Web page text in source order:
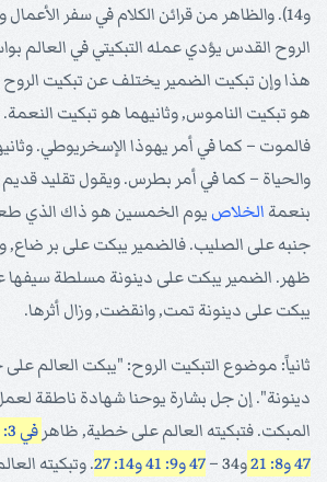
و14). والظاهر من قرائن الكلام في سفر
الروح القدس يؤدي عمله التبكيتي في العالم
هذا وإن تبكيت الضمير يختلف عن تبكيت
هو تبكيت الناموس, وثانيهما هو تبكيت النعمة.
فالموت – كما في أمر يهوذا الإسخريوطي.
والحياة – كما في أمر بطرس. ويقول تقليد
بنعمة الخلاص يوم الخمسين هو ذاك الذي
جنبه على الصليب. فالضمير يبكت على بر ضاع,
ظهر. الضمير يبكت على دينونة مسلطة سيفها
يبكت على دينونة تمت, وانقضت, وزال أثرها.
ثانياً: موضوع التبكيت الروح: "يبكت العالم
دينونة". إن جل بشارة يوحنا شهادة ناطقة
المبكت. فتبكيته العالم على خطية, ظاهر في 3: 19
47 و8: 21
و34 – 47 و9: 41 و14: 27 . وتبكيته